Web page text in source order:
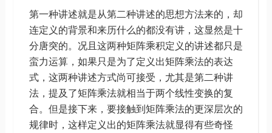
第一种讲述就是从第二种讲述的思想方法来的，却
连定义的背景和来历什么的都没有讲，这显然是十
分唐突的。况且这两种矩阵乘积定义的讲述都只是
蛮力运算，如果只是为了定义出矩阵乘法的表达
式，这两种讲述方式尚可接受，尤其是第二种讲
法，提及了矩阵乘法就相当于两个线性变换的复
合。但是接下来，要接触到矩阵乘法的更深层次的
规律时，这样定义出的矩阵乘法就显得有些奇怪